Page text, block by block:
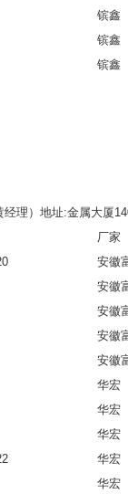
镔鑫
镔鑫
镔鑫
经理）地址:金属大厦
厂家
安徽
安徽
安徽
安徽
安徽
华宏
华宏
华宏
华宏
华宏